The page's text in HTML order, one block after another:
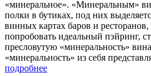
«минеральное». «Минеральным»
полки в бутиках, под них
винных картах баров и
попробовать идеальный пэйринг,
пресловутую «минеральность»
«минеральность» из себя
подробнее